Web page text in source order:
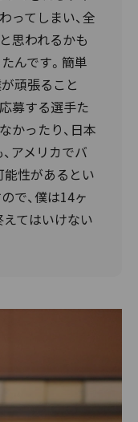
ってしまい、全
思われるかも
んです。簡単
頑張ること
募する選手た
かったり、日本
アメリカでバ
性があるとい
で、僕は14ヶ
てはいけない